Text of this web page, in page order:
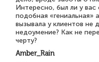
Интересно, был ли у вас
подобная «гениальная»
вызывала у клиентов не
недоумение? Как не
черту?
Amber_Rain